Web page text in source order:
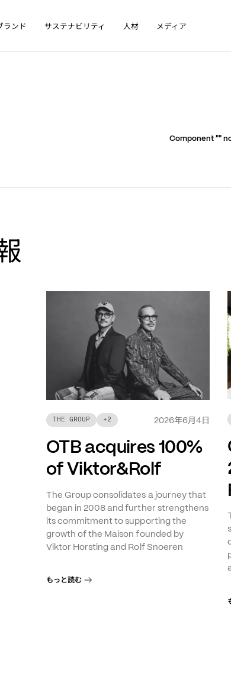
ランド サステナビリティ 人材 メディア
Component ""
THE GROUP +2 2026年6月4日
OTB acquires 100%
of Viktor&Rolf
The Group consolidates a journey that
began in 2008 and further strengthens
its commitment to supporting the
growth of the Maison founded by
Viktor Horsting and Rolf Snoeren
もっと読む